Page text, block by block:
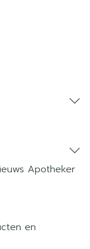
Apotheker
en